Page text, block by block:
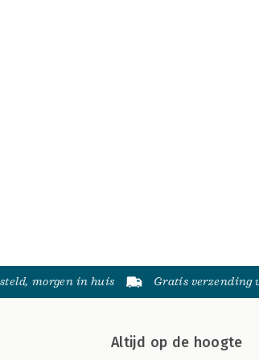
morgen in huis Gratis verzending
Altijd op de hoogte